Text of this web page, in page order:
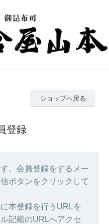
ショップへ戻る
登録
。会員登録をするメー
ボタンをクリックして
本登録を行うURLを
記載のURLへアクセ